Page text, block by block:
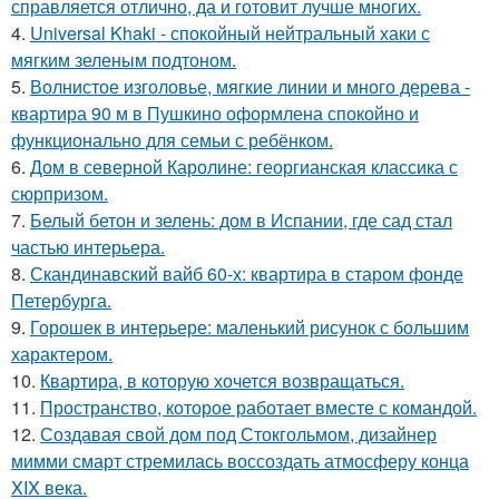
справляется отлично, да и готовит лучше многих.
4. Universal Khaki - спокойный нейтральный хаки с
мягким зеленым подтоном.
5. Волнистое изголовье, мягкие линии и много дерева -
квартира 90 м в Пушкино оформлена спокойно и
функционально для семьи с ребёнком.
6. Дом в северной Каролине: георгианская классика с
сюрпризом.
7. Белый бетон и зелень: дом в Испании, где сад стал
частью интерьера.
8. Скандинавский вайб 60-х: квартира в старом фонде
Петербурга.
9. Горошек в интерьере: маленький рисунок с большим
характером.
10. Квартира, в которую хочется возвращаться.
11. Пространство, которое работает вместе с командой.
12. Создавая свой дом под Стокгольмом, дизайнер
мимми смарт стремилась воссоздать атмосферу конца
XIX века.